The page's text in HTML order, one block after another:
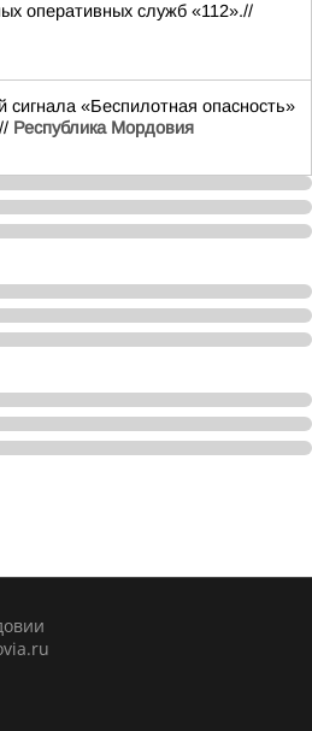
оперативных служб «112».//
«Беспилотная опасность»
Республика Мордовия